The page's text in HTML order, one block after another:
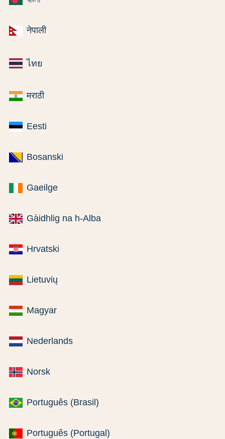
नेपाली
ไทย
मराठी
Eesti
Bosanski
Gaeilge
Gàidhlig na h-Alba
Hrvatski
Lietuvių
Magyar
Nederlands
Norsk
Português (Brasil)
Português (Portugal)